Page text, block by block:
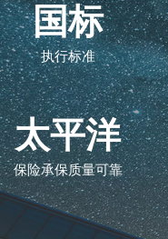
国标
执行标准
太平洋
保险承保质量可靠